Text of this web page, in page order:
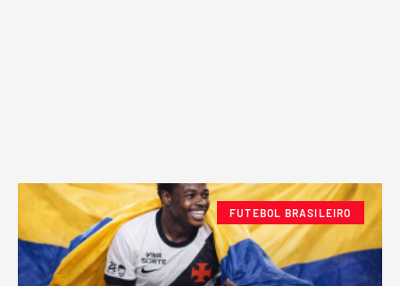
FUTEBOL BRASILEIRO